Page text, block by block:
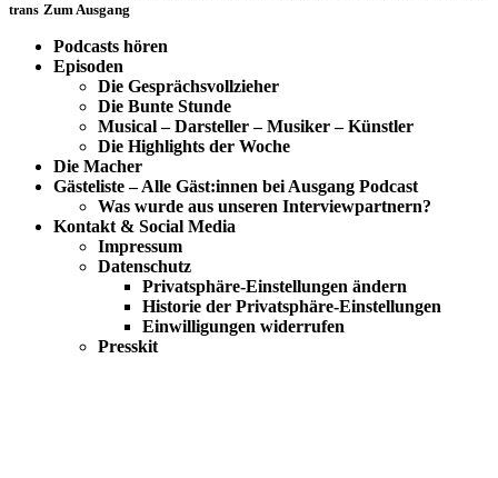
trans Zum Ausgang
Podcasts hören
Episoden
Die Gesprächsvollzieher
Die Bunte Stunde
Musical – Darsteller – Musiker – Künstler
Die Highlights der Woche
Die Macher
Gästeliste – Alle Gäst:innen bei Ausgang Podcast
Was wurde aus unseren Interviewpartnern?
Kontakt & Social Media
Impressum
Datenschutz
Privatsphäre-Einstellungen ändern
Historie der Privatsphäre-Einstellungen
Einwilligungen widerrufen
Presskit